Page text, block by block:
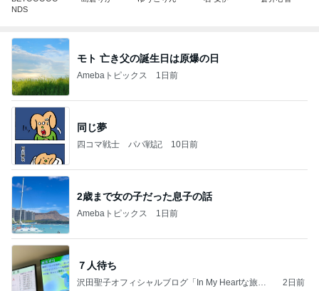
NDS
モト 亡き父の誕生日は原爆の日
Amebaトピックス 1日前
同じ夢
四コマ戦士 パパ戦記 10日前
2歳まで女の子だった息子の話
Amebaトピックス 1日前
７人待ち
沢田聖子オフィシャルブログ「In My Heartな旅日
2日前